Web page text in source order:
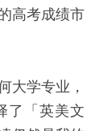
高考成绩市
大学专业，
了「英美文